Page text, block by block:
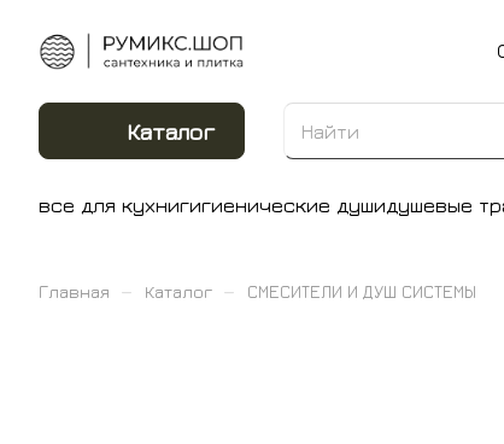
Каталог
все для кухнигигиенические душидушевые
Главная – Каталог – СМЕСИТЕЛИ И ДУШ СИСТЕМЫ